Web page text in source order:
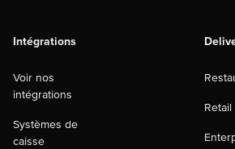
Intégrations
Voir nos
intégrations
Systèmes de
caisse
Retail